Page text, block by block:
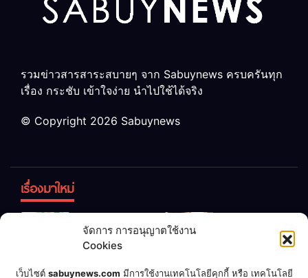
จัดการ การอนุญาตใช้งาน
Cookies
เว็บไซต์ sabuynews.com มีการใช้งานเทคโนโลยีคุกกี้ หรือ เทคโนโลยี
รวมข่าวสารสาระสบายๆ จาก Sabuynews ครบครันทุก
เรื่อง กระชับ เข้าใจง่าย นำไปใช้ได้จริง
© Copyright 2026 Sabuynews
เรื่องมาใหม่
ทิ้ง! เปลี่ยน
เป็น “ปุ๋ย
จุลินทรีย์”
หญิง 12 ขวบ
แต่งงานกับ
เชื่อพ่อแล้ว เจ้าของคาร์